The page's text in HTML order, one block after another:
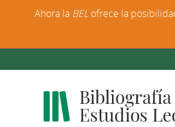
Ahora la BEL ofrece la